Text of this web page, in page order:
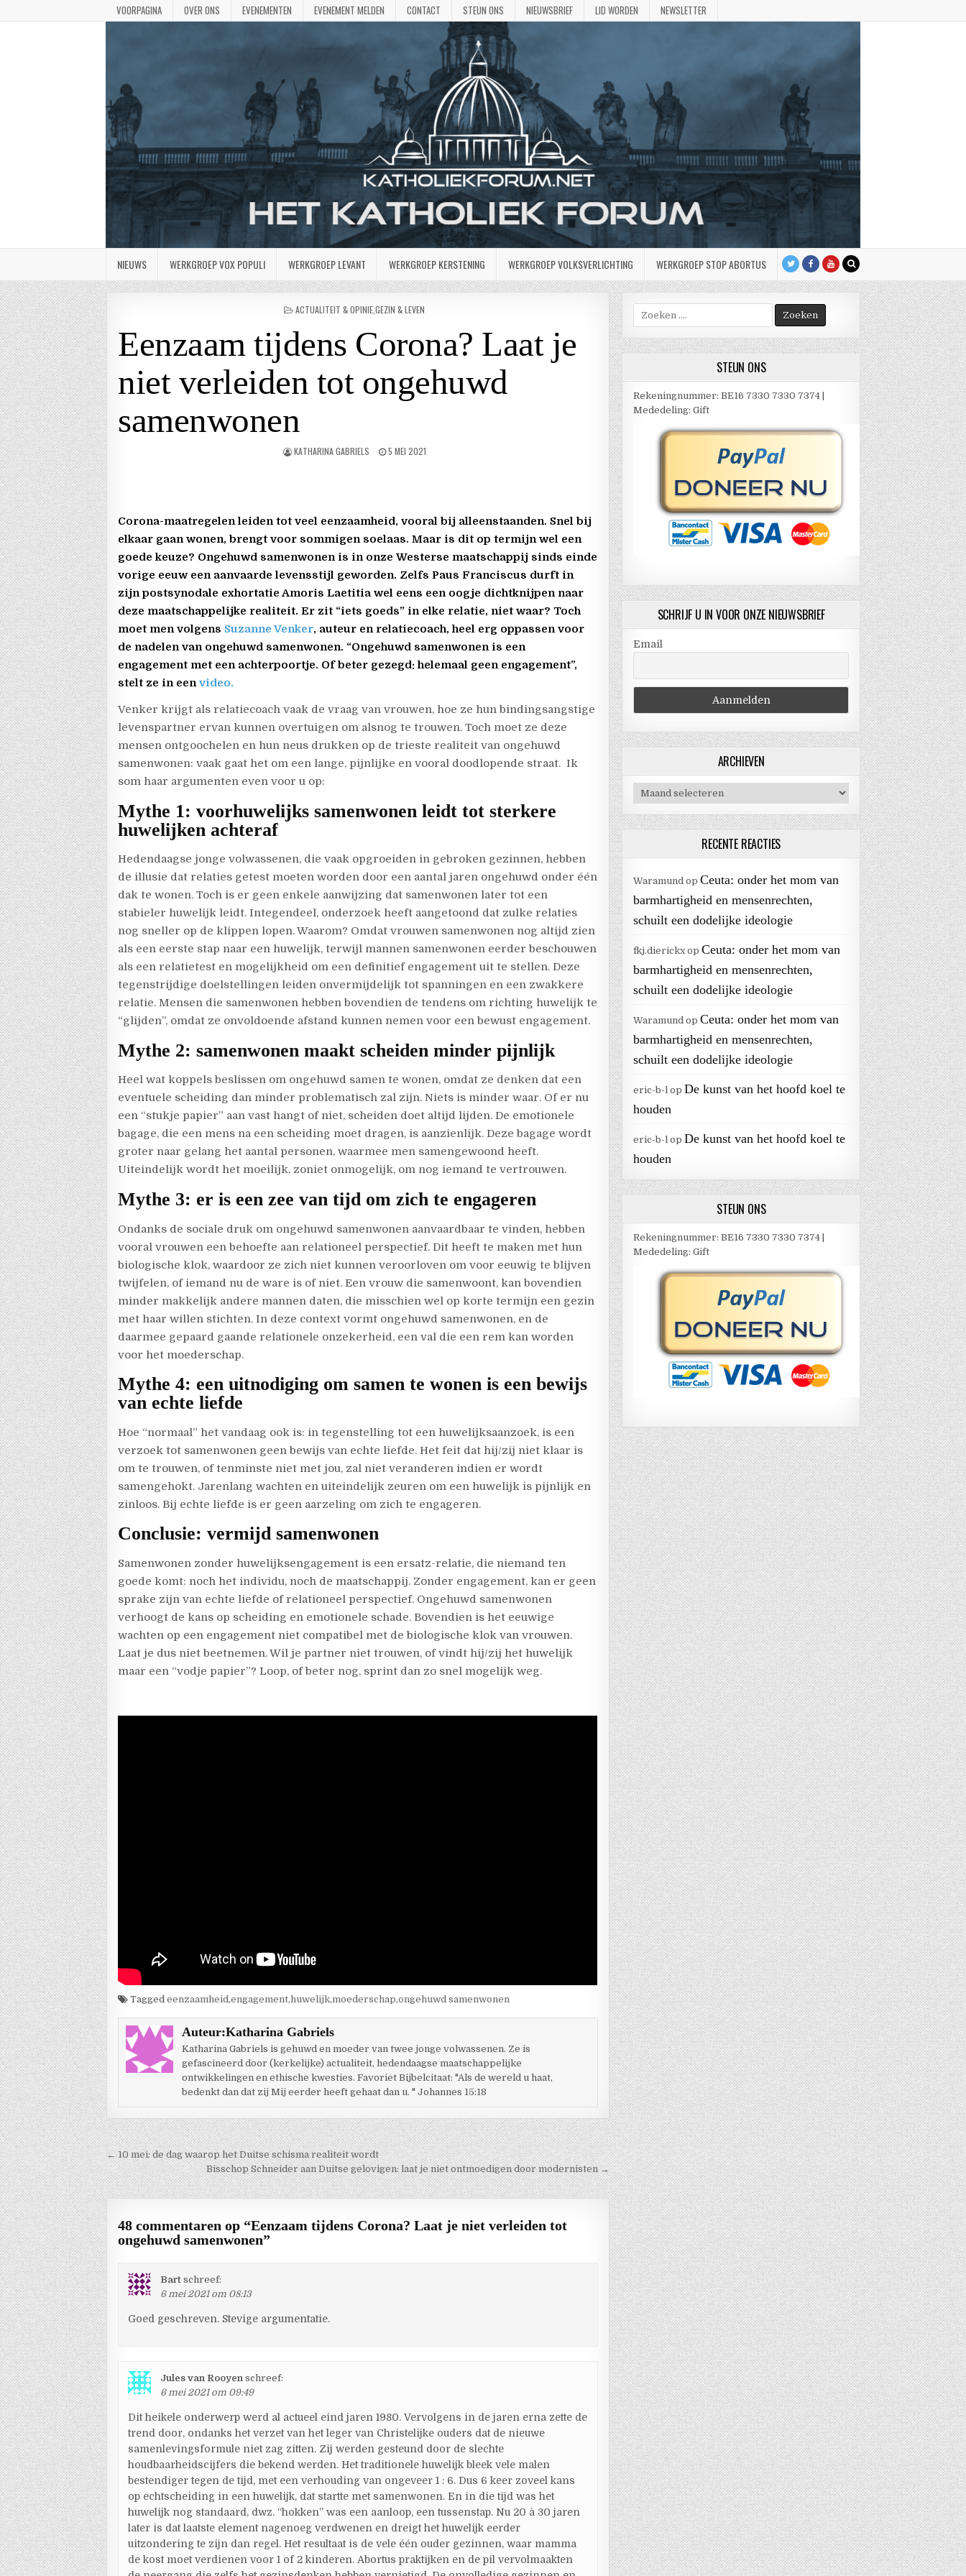
VOORPAGINA OVER ONS EVENEMENTEN EVENEMENT MELDEN CONTACT STEUN ONS NIEUWSBRIEF LID WORDEN NEWSLETTER
NIEUWS WERKGROEP VOX POPULI WERKGROEP LEVANT WERKGROEP KERSTENING WERKGROEP VOLKSVERLICHTING WERKGROEP STOP ABORTUS
GEPLAATST
ACTUALITEIT & OPINIE,GEZIN & LEVEN
Eenzaam tijdens Corona? Laat je
niet verleiden tot ongehuwd
samenwonen
KATHARINA GABRIELS 5 MEI 2021
Corona-maatregelen leiden tot veel eenzaamheid, vooral bij alleenstaanden. Snel bij
elkaar gaan wonen, brengt voor sommigen soelaas. Maar is dit op termijn wel een
goede keuze? Ongehuwd samenwonen is in onze Westerse maatschappij sinds einde
vorige eeuw een aanvaarde levensstijl geworden. Zelfs Paus Franciscus durft in
zijn postsynodale exhortatie Amoris Laetitia wel eens een oogje dichtknijpen naar
deze maatschappelijke realiteit. Er zit “iets goeds” in elke relatie, niet waar? Toch
moet men volgensSuzanne Venker, auteur en relatiecoach, heel erg oppassen voor
de nadelen van ongehuwd samenwonen. “Ongehuwd samenwonen is een
engagement met een achterpoortje. Of beter gezegd: helemaal geen engagement”,
stelt ze in eenvideo.
Venker krijgt als relatiecoach vaak de vraag van vrouwen, hoe ze hun bindingsangstige
levenspartner ervan kunnen overtuigen om alsnog te trouwen. Toch moet ze deze
mensen ontgoochelen en hun neus drukken op de trieste realiteit van ongehuwd
samenwonen: vaak gaat het om een lange, pijnlijke en vooral doodlopende straat. Ik
som haar argumenten even voor u op:
Mythe 1: voorhuwelijks samenwonen leidt tot sterkere
huwelijken achteraf
Hedendaagse jonge volwassenen, die vaak opgroeiden in gebroken gezinnen, hebben
de illusie dat relaties getest moeten worden door een aantal jaren ongehuwd onder één
dak te wonen. Toch is er geen enkele aanwijzing dat samenwonen later tot een
stabieler huwelijk leidt. Integendeel, onderzoek heeft aangetoond dat zulke relaties
nog sneller op de klippen lopen. Waarom? Omdat vrouwen samenwonen nog altijd zien
als een eerste stap naar een huwelijk, terwijl mannen samenwonen eerder beschouwen
als een relatietest en mogelijkheid om een definitief engagement uit te stellen. Deze
tegenstrijdige doelstellingen leiden onvermijdelijk tot spanningen en een zwakkere
relatie. Mensen die samenwonen hebben bovendien de tendens om richting huwelijk te
“glijden”, omdat ze onvoldoende afstand kunnen nemen voor een bewust engagement.
Mythe 2: samenwonen maakt scheiden minder pijnlijk
Heel wat koppels beslissen om ongehuwd samen te wonen, omdat ze denken dat een
eventuele scheiding dan minder problematisch zal zijn. Niets is minder waar. Of er nu
een “stukje papier” aan vast hangt of niet, scheiden doet altijd lijden. De emotionele
bagage, die een mens na een scheiding moet dragen, is aanzienlijk. Deze bagage wordt
groter naar gelang het aantal personen, waarmee men samengewoond heeft.
Uiteindelijk wordt het moeilijk, zoniet onmogelijk, om nog iemand te vertrouwen.
Mythe 3: er is een zee van tijd om zich te engageren
Ondanks de sociale druk om ongehuwd samenwonen aanvaardbaar te vinden, hebben
vooral vrouwen een behoefte aan relationeel perspectief. Dit heeft te maken met hun
biologische klok, waardoor ze zich niet kunnen veroorloven om voor eeuwig te blijven
twijfelen, of iemand nu de ware is of niet. Een vrouw die samenwoont, kan bovendien
minder makkelijk andere mannen daten, die misschien wel op korte termijn een gezin
met haar willen stichten. In deze context vormt ongehuwd samenwonen, en de
daarmee gepaard gaande relationele onzekerheid, een val die een rem kan worden
voor het moederschap.
Mythe 4: een uitnodiging om samen te wonen is een bewijs
van echte liefde
Hoe “normaal” het vandaag ook is: in tegenstelling tot een huwelijksaanzoek, is een
verzoek tot samenwonen geen bewijs van echte liefde. Het feit dat hij/zij niet klaar is
om te trouwen, of tenminste niet met jou, zal niet veranderen indien er wordt
samengehokt. Jarenlang wachten en uiteindelijk zeuren om een huwelijk is pijnlijk en
zinloos. Bij echte liefde is er geen aarzeling om zich te engageren.
Conclusie: vermijd samenwonen
Samenwonen zonder huwelijksengagement is een ersatz-relatie, die niemand ten
goede komt: noch het individu, noch de maatschappij. Zonder engagement, kan er geen
sprake zijn van echte liefde of relationeel perspectief. Ongehuwd samenwonen
verhoogt de kans op scheiding en emotionele schade. Bovendien is het eeuwige
wachten op een engagement niet compatibel met de biologische klok van vrouwen.
Laat je dus niet beetnemen. Wil je partner niet trouwen, of vindt hij/zij het huwelijk
maar een “vodje papier”? Loop, of beter nog, sprint dan zo snel mogelijk weg.
Taggedeenzaamheid,engagement,huwelijk,moederschap,ongehuwd samenwonen
Auteur:Katharina Gabriels
Katharina Gabriels is gehuwd en moeder van twee jonge volwassenen. Ze is
gefascineerd door (kerkelijke) actualiteit, hedendaagse maatschappelijke
ontwikkelingen en ethische kwesties. Favoriet Bijbelcitaat: "Als de wereld u haat,
bedenkt dan dat zij Mij eerder heeft gehaat dan u. " Johannes 15:18
Berichtnavigatie
← 10 mei: de dag waarop het Duitse schisma realiteit wordt
Bisschop Schneider aan Duitse gelovigen: laat je niet ontmoedigen door modernisten →
48 commentaren op “Eenzaam tijdens Corona? Laat je niet verleiden tot
ongehuwd samenwonen”
Bart schreef:
6 mei 2021 om 08:13
Goed geschreven. Stevige argumentatie.
Jules van Rooyen schreef:
6 mei 2021 om 09:49
Dit heikele onderwerp werd al actueel eind jaren 1980. Vervolgens in de jaren erna zette de
trend door, ondanks het verzet van het leger van Christelijke ouders dat de nieuwe
samenlevingsformule niet zag zitten. Zij werden gesteund door de slechte
houdbaarheidscijfers die bekend werden. Het traditionele huwelijk bleek vele malen
bestendiger tegen de tijd, met een verhouding van ongeveer 1 : 6. Dus 6 keer zoveel kans
op echtscheiding in een huwelijk, dat startte met samenwonen. En in die tijd was het
huwelijk nog standaard, dwz. “hokken” was een aanloop, een tussenstap. Nu 20 à 30 jaren
later is dat laatste element nagenoeg verdwenen en dreigt het huwelijk eerder
uitzondering te zijn dan regel. Het resultaat is de vele één ouder gezinnen, waar mamma
de kost moet verdienen voor 1 of 2 kinderen. Abortus praktijken en de pil vervolmaakten
Zoek
naar:
STEUN ONS
Rekeningnummer: BE16 7330 7330 7374 |
Mededeling: Gift
SCHRIJF U IN VOOR ONZE NIEUWSBRIEF
Email
ARCHIEVEN
Archieven
RECENTE REACTIES
Waramund opCeuta: onder het mom van
barmhartigheid en mensenrechten,
schuilt een dodelijke ideologie
fkj.dierickxopCeuta: onder het mom van
barmhartigheid en mensenrechten,
schuilt een dodelijke ideologie
Waramund opCeuta: onder het mom van
barmhartigheid en mensenrechten,
schuilt een dodelijke ideologie
eric-b-l opDe kunst van het hoofd koel te
houden
eric-b-l opDe kunst van het hoofd koel te
houden
STEUN ONS
Rekeningnummer: BE16 7330 7330 7374 |
Mededeling: Gift